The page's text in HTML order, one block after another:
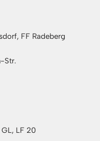
FF Radeberg
Str.
LF 20